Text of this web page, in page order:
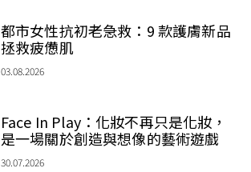
都市女性抗初老急救：9 款護膚新品
拯救疲憊肌
03.08.2026
Face In Play：化妝不再只是化妝，
是一場關於創造與想像的藝術遊戲
30.07.2026